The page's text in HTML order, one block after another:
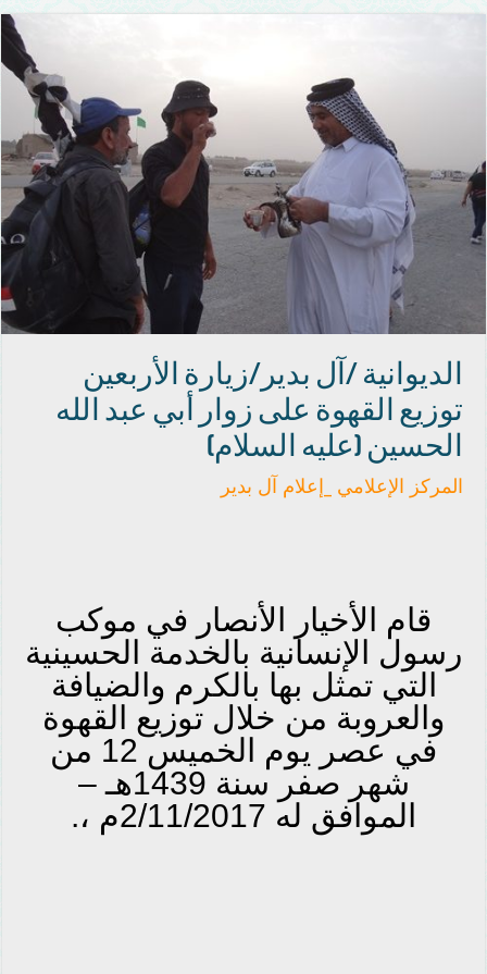
الديوانية /آل بدير/زيارة الأربعين
توزيع القهوة على زوار أبي عبد الله
الحسين (عليه السلام)
المركز الإعلامي _إعلام آل بدير
قام الأخيار الأنصار في موكب
رسول الإنسانية بالخدمة الحسينية
التي تمثل بها بالكرم والضيافة
والعروبة من خلال توزيع القهوة
في عصر يوم الخميس 12 من
شهر صفر سنة 1439هـ –
الموافق له 2/11/2017م ،.